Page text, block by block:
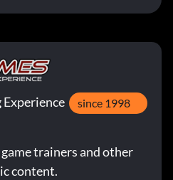
since 1998
trainers and other
content.